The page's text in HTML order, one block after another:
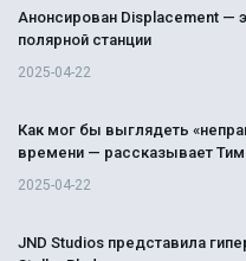
Анонсирован Displacement —
полярной станции
2025-04-22
Как мог бы выглядеть
времени — рассказывает
2025-04-22
JND Studios представила